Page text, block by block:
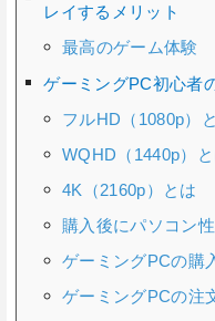
レイするメリット
最高のゲーム体験
ゲーミングPC初心者
フルHD（1080p）
WQHD（1440p）
4K（2160p）とは
購入後にパソコン
ゲーミングPCの購
ゲーミングPCの注